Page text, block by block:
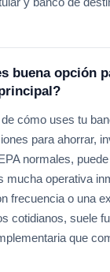
buena opción
cómo uses tu
para ahorrar,
normales,
mucha operativa
frecuencia o una
cotidianos, suele
que